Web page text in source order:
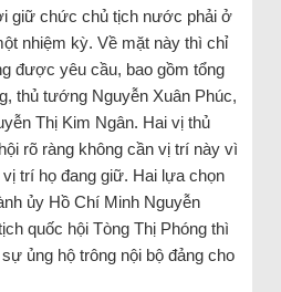
giữ chức chủ tịch nước phải ở
nhiệm kỳ. Về mặt này thì chỉ
được yêu cầu, bao gồm tổng
thủ tướng Nguyễn Xuân Phúc,
Thị Kim Ngân. Hai vị thủ
rõ ràng không cần vị trí này vì
trí họ đang giữ. Hai lựa chọn
ủy Hồ Chí Minh Nguyễn
quốc hội Tòng Thị Phóng thì
ủng hộ trông nội bộ đảng cho